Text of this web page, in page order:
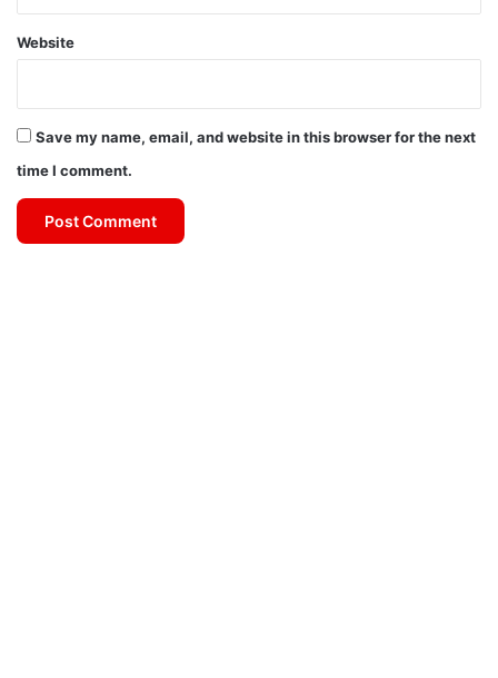
Website
Save my name, email, and website in this browser for the next
time I comment.